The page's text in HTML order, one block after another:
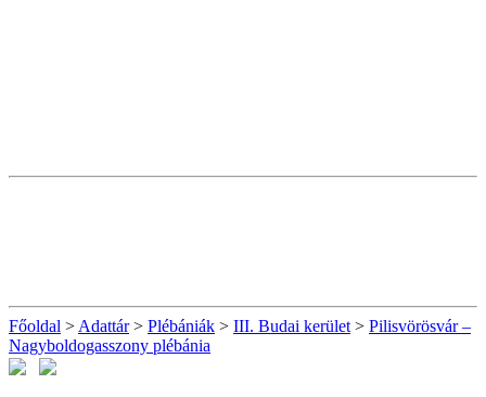
Főoldal > Adattár> Plébániák > III. Budai kerület > Pilisvörösvár –
Nagyboldogasszony plébánia